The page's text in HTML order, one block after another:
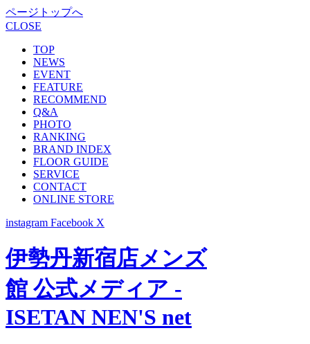
ページトップへ
CLOSE
TOP
NEWS
EVENT
FEATURE
RECOMMEND
Q&A
PHOTO
RANKING
BRAND INDEX
FLOOR GUIDE
SERVICE
CONTACT
ONLINE STORE
instagram Facebook X
伊勢丹新宿店メンズ
館 公式メディア -
ISETAN NEN'S net